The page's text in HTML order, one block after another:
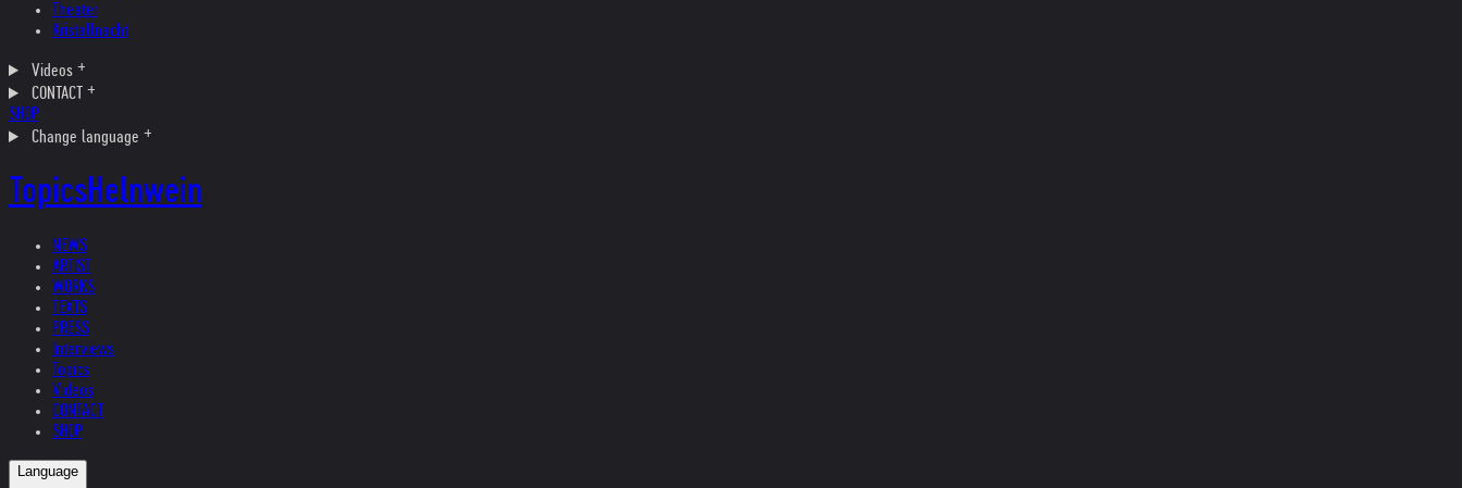
Theater
Kristallnacht
Videos
CONTACT
SHOP
Change language
TopicsHelnwein
NEWS
ARTIST
WORKS
TEXTS
PRESS
Interviews
Topics
Videos
CONTACT
SHOP
Language